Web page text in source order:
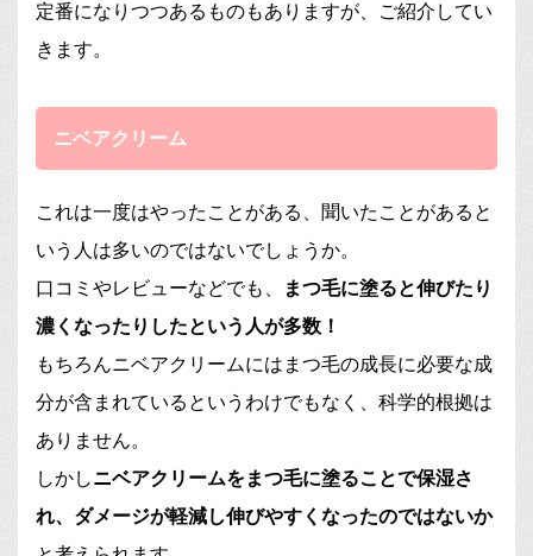
定番になりつつあるものもありますが、ご紹介してい
きます。
ニベアクリーム
これは一度はやったことがある、聞いたことがあると
いう人は多いのではないでしょうか。
口コミやレビューなどでも、
まつ毛に塗ると伸びたり
濃くなったりしたという人が多数！
もちろんニベアクリームにはまつ毛の成長に必要な成
分が含まれているというわけでもなく、科学的根拠は
ありません。
しかしニベアクリームをまつ毛に塗ることで保湿さ
れ、ダメージが軽減し伸びやすくなったのではないか